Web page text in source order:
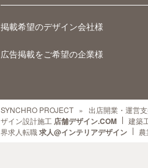
掲載希望のデザイン会社様
広告掲載をご希望の企業様
SYNCHRO PROJECT 出店開業・運営
ザイン設計施工 店舗デザイン.COM 建築
界求人転職 求人@インテリアデザイン 農